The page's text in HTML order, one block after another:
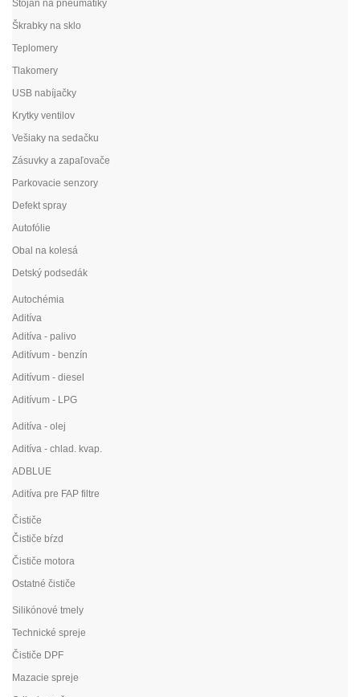
Stojan na pneumatiky
Škrabky na sklo
Teplomery
Tlakomery
USB nabíjačky
Krytky ventilov
Vešiaky na sedačku
Zásuvky a zapaľovače
Parkovacie senzory
Defekt spray
Autofólie
Obal na kolesá
Detský podsedák
Autochémia
Aditíva
Aditíva - palivo
Aditívum - benzín
Aditívum - diesel
Aditívum - LPG
Aditíva - olej
Aditíva - chlad. kvap.
ADBLUE
Aditíva pre FAP filtre
Čističe
Čističe bŕzd
Čističe motora
Ostatné čističe
Silikónové tmely
Technické spreje
Čističe DPF
Mazacie spreje